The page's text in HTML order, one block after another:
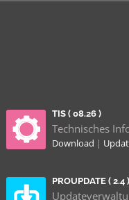
TIS ( 08.26 )
Technisches
Download |
PROUPDATE ( 2.4 )